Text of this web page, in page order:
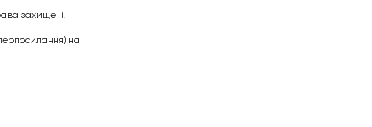
захищені.
на